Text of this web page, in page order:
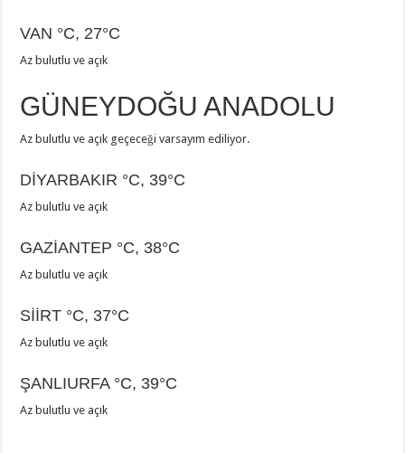
VAN °C, 27°C
Az bulutlu ve açık
GÜNEYDOĞU ANADOLU
Az bulutlu ve açık geçeceği varsayım ediliyor.
DİYARBAKIR °C, 39°C
Az bulutlu ve açık
GAZİANTEP °C, 38°C
Az bulutlu ve açık
SİİRT °C, 37°C
Az bulutlu ve açık
ŞANLIURFA °C, 39°C
Az bulutlu ve açık